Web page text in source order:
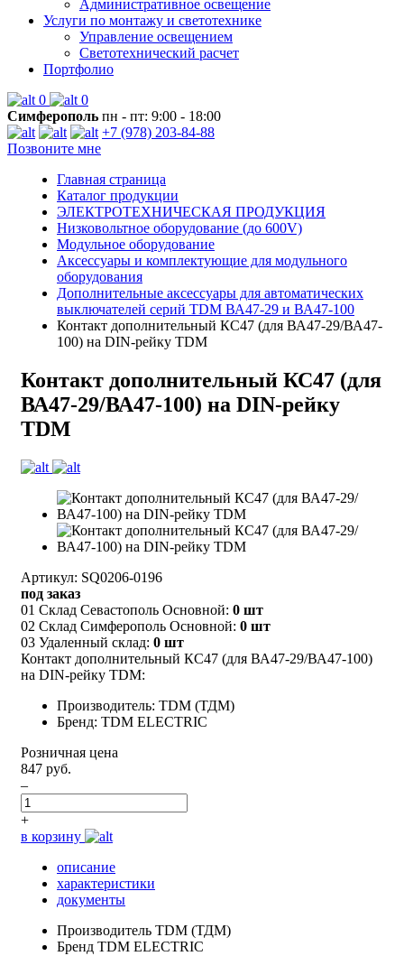
Административное освещение
Услуги по монтажу и светотехнике
Управление освещением
Светотехнический расчет
Портфолио
0
0
Симферополь пн - пт: 9:00 - 18:00
+7 (978) 203-84-88
Позвоните мне
Главная страница
Каталог продукции
ЭЛЕКТРОТЕХНИЧЕСКАЯ ПРОДУКЦИЯ
Низковольтное оборудование (до 600V)
Модульное оборудование
Аксессуары и комплектующие для модульного
оборудования
Дополнительные аксессуары для автоматических
выключателей серий TDM ВА47-29 и ВА47-100
Контакт дополнительный КС47 (для ВА47-29/ВА47-
100) на DIN-рейку TDM
Контакт дополнительный КС47 (для
ВА47-29/ВА47-100) на DIN-рейку
TDM
Артикул: SQ0206-0196
под заказ
01 Склад Севастополь Основной: 0 шт
02 Склад Симферополь Основной: 0 шт
03 Удаленный склад: 0 шт
Контакт дополнительный КС47 (для ВА47-29/ВА47-100)
на DIN-рейку TDM:
Производитель: TDM (ТДМ)
Бренд: TDM ELECTRIC
Розничная цена
847 руб.
–
+
в корзину
описание
характеристики
документы
Производитель TDM (ТДМ)
Бренд TDM ELECTRIC